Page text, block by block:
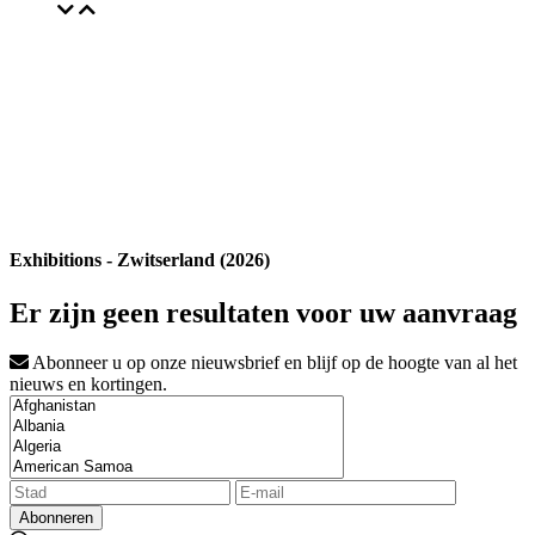
Exhibitions - Zwitserland (2026)
Er zijn geen resultaten voor uw aanvraag
Abonneer u op onze nieuwsbrief en blijf op de hoogte van al het
nieuws en kortingen.
Abonneren